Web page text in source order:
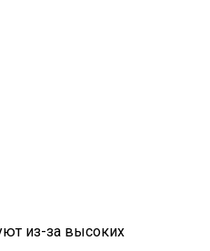
из-за высоких